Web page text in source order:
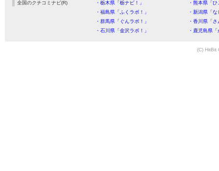
全国のクチコミナビ(R) ・栃木県「栃ナビ！」
・熊本県「
・福島県「ふくラボ！」
・新潟県「
・群馬県「ぐんラボ！」
・香川県「
・石川県「金沢ラボ！」
・鹿児島県
(C) HitBit